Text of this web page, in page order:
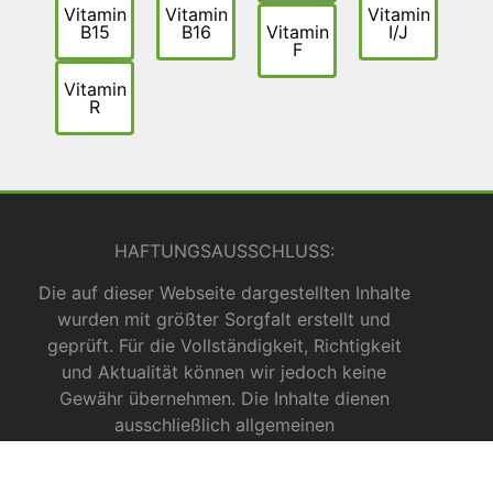
Vitamin
B15
Vitamin
R
Vitamin
B16
Vitamin
F
Vitamin
I/J
HAFTUNGSAUSSCHLUSS:
Die auf dieser Webseite dargestellten Inhalte
wurden mit größter Sorgfalt erstellt und
geprüft. Für die Vollständigkeit, Richtigkeit
und Aktualität können wir jedoch keine
Gewähr übernehmen. Die Inhalte dienen
ausschließlich allgemeinen